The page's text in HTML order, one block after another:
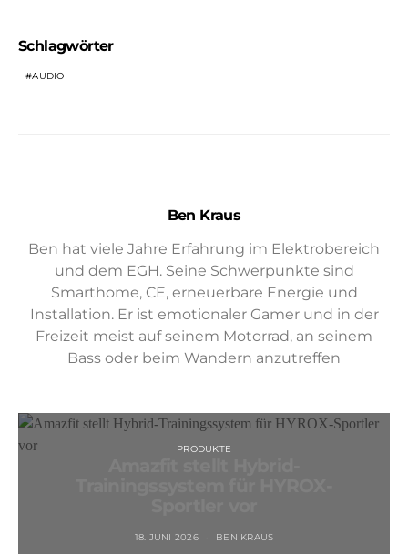
Schlagwörter
AUDIO
Ben Kraus
Ben hat viele Jahre Erfahrung im Elektrobereich
und dem EGH. Seine Schwerpunkte sind
Smarthome, CE, erneuerbare Energie und
Installation. Er ist emotionaler Gamer und in der
Freizeit meist auf seinem Motorrad, an seinem
Bass oder beim Wandern anzutreffen
PRODUKTE
18. JUNI 2026 BEN KRAUS